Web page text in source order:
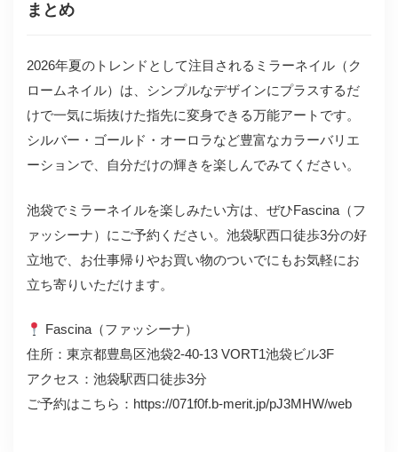
まとめ
2026年夏のトレンドとして注目されるミラーネイル（ク
ロームネイル）は、シンプルなデザインにプラスするだ
けで一気に垢抜けた指先に変身できる万能アートです。
シルバー・ゴールド・オーロラなど豊富なカラーバリエ
ーションで、自分だけの輝きを楽しんでみてください。
池袋でミラーネイルを楽しみたい方は、ぜひFascina（フ
ァッシーナ）にご予約ください。池袋駅西口徒歩3分の好
立地で、お仕事帰りやお買い物のついでにもお気軽にお
立ち寄りいただけます。
Fascina（ファッシーナ）
住所：東京都豊島区池袋2-40-13 VORT1池袋ビル3F
アクセス：池袋駅西口徒歩3分
ご予約はこちら：https://071f0f.b-merit.jp/pJ3MHW/web